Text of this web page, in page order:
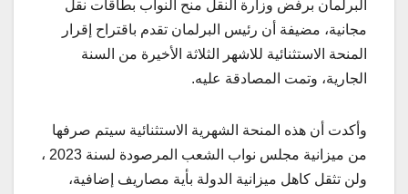
البرلمان برفض وزارة النقل منح النواب بطاقات نقل
مجانية، مضيفة أن رئيس البرلمان تقدم باقتراح إقرار
المنحة الاستثنائية للاشهر الثلاثة الأخيرة من السنة
الجارية، وتمت المصادقة عليه.
وأكدت أن هذه المنحة الشهرية الاستثنائية سيتم صرفها
من ميزانية مجلس نواب الشعب المرصودة لسنة 2023 ،
ولن تثقل كاهل ميزانية الدولة بأية مصاريف إضافية،